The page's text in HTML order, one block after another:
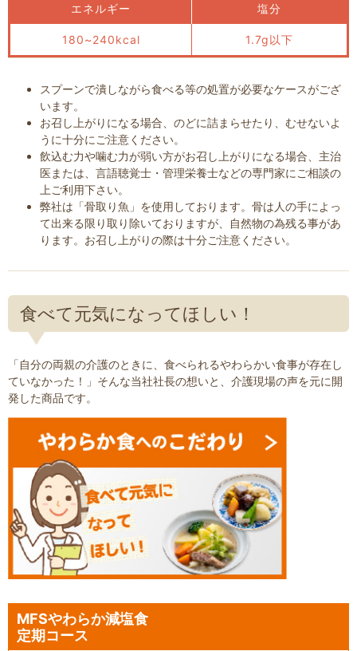
エネルギー 塩分
180~240kcal 1.7g以下
スプーンで潰しながら食べる等の処置が必要なケースがござ
います。
お召し上がりになる場合、のどに詰まらせたり、むせないよ
うに十分にご注意ください。
飲込む力や噛む力が弱い方がお召し上がりになる場合、主治
医または、言語聴覚士・管理栄養士などの専門家にご相談の
上ご利用下さい。
弊社は「骨取り魚」を使用しております。骨は人の手によっ
て出来る限り取り除いておりますが、自然物の為残る事があ
ります。お召し上がりの際は十分ご注意ください。
食べて元気になってほしい！
「自分の両親の介護のときに、食べられるやわらかい食事が存在し
ていなかった！」そんな当社社長の想いと、介護現場の声を元に開
発した商品です。
MFSやわらか減塩食
定期コース